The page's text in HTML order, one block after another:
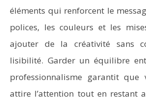
éléments qui renforcent le
polices, les couleurs et les
ajouter de la créativité sans
lisibilité. Garder un équilibre
professionnalisme garantit que
attire l’attention tout en restant